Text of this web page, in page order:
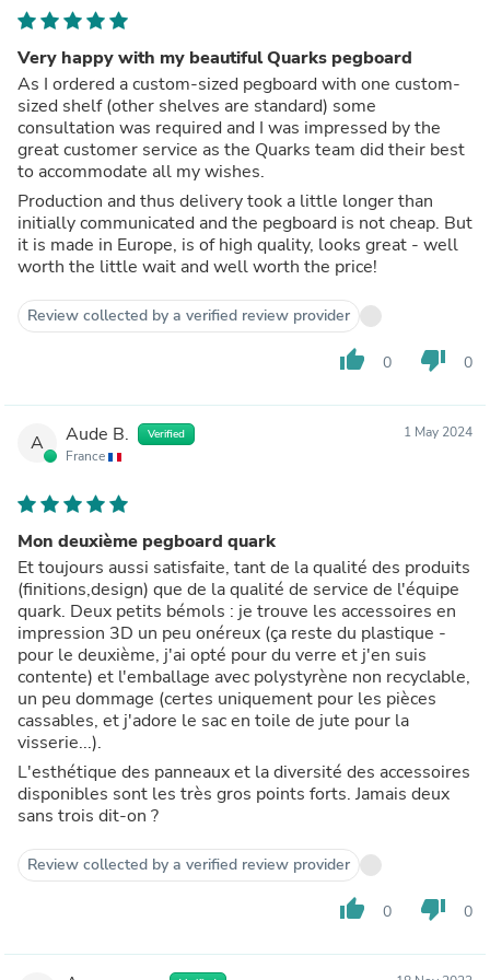
Very happy with my beautiful Quarks pegboard
As I ordered a custom-sized pegboard with one custom-
sized shelf (other shelves are standard) some
consultation was required and I was impressed by the
great customer service as the Quarks team did their best
to accommodate all my wishes.
Production and thus delivery took a little longer than
initially communicated and the pegboard is not cheap. But
it is made in Europe, is of high quality, looks great - well
worth the little wait and well worth the price!
Review collected by a verified review provider
thumb_up 0 thumb_down 0
A Aude B. Verified
France
1 May 2024
Mon deuxième pegboard quark
Et toujours aussi satisfaite, tant de la qualité des produits
(finitions,design) que de la qualité de service de l'équipe
quark. Deux petits bémols : je trouve les accessoires en
impression 3D un peu onéreux (ça reste du plastique -
pour le deuxième, j'ai opté pour du verre et j'en suis
contente) et l'emballage avec polystyrène non recyclable,
un peu dommage (certes uniquement pour les pièces
cassables, et j'adore le sac en toile de jute pour la
visserie...).
L'esthétique des panneaux et la diversité des accessoires
disponibles sont les très gros points forts. Jamais deux
sans trois dit-on ?
Review collected by a verified review provider
thumb_up 0 thumb_down 0